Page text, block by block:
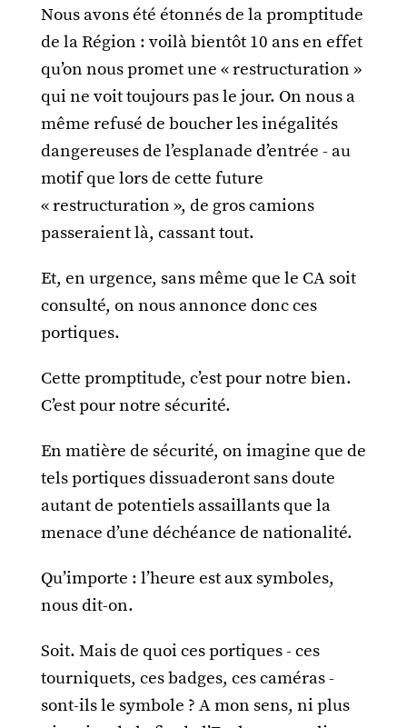
Nous avons été étonnés de la promptitude
de la Région : voilà bientôt 10 ans en effet
qu’on nous promet une « restructuration »
qui ne voit toujours pas le jour. On nous a
même refusé de boucher les inégalités
dangereuses de l’esplanade d’entrée - au
motif que lors de cette future
« restructuration », de gros camions
passeraient là, cassant tout.
Et, en urgence, sans même que le CA soit
consulté, on nous annonce donc ces
portiques.
Cette promptitude, c’est pour notre bien.
C’est pour notre sécurité.
En matière de sécurité, on imagine que de
tels portiques dissuaderont sans doute
autant de potentiels assaillants que la
menace d’une déchéance de nationalité.
Qu’importe : l’heure est aux symboles,
nous dit-on.
Soit. Mais de quoi ces portiques - ces
tourniquets, ces badges, ces caméras -
sont-ils le symbole ? A mon sens, ni plus